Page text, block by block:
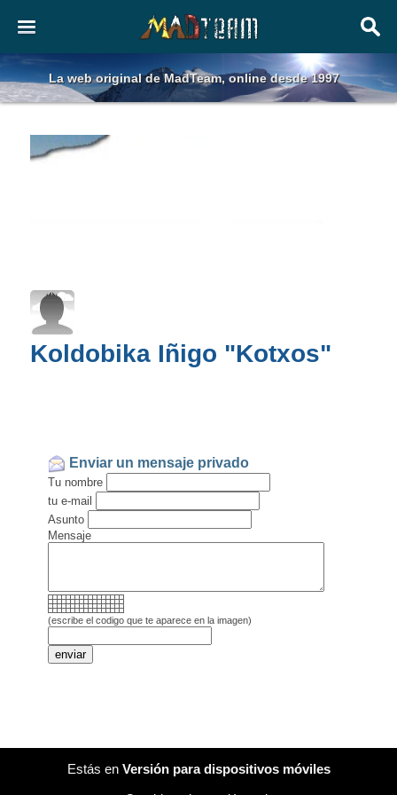
La web original de MadTeam, online desde 1997
Koldobika Iñigo "Kotxos"
Enviar un mensaje privado
Tu nombre
tu e-mail
Asunto
Mensaje
(escribe el codigo que te aparece en la imagen)
Estás en Versión para dispositivos móviles